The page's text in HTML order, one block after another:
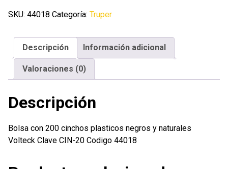
cinchos
negros
naturales
Volteck
SKU: 44018 Categoría: Truper
Descripción Información adicional
Valoraciones (0)
Descripción
Bolsa con 200 cinchos plasticos negros y naturales
Volteck Clave CIN-20 Codigo 44018